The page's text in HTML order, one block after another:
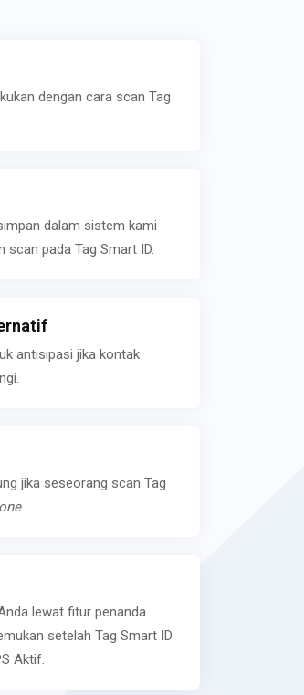
dengan cara scan Tag
dalam sistem kami
scan pada Tag Smart ID.
antisipasi jika kontak
jika seseorang scan Tag
.
lewat fitur penanda
setelah Tag Smart ID
Aktif.